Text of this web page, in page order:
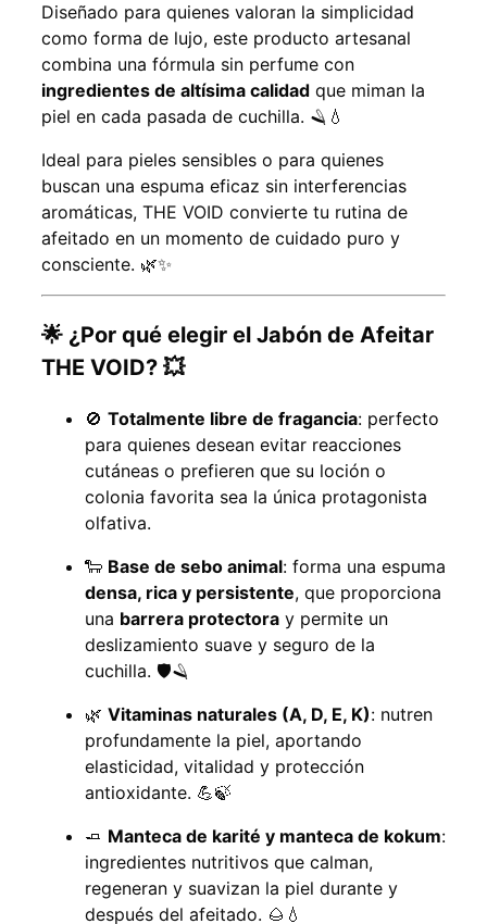
Diseñado para quienes valoran la simplicidad
como forma de lujo, este producto artesanal
combina una fórmula sin perfume con
ingredientes de altísima calidad que miman la
piel en cada pasada de cuchilla. 🪒💧
Ideal para pieles sensibles o para quienes
buscan una espuma eficaz sin interferencias
aromáticas, THE VOID convierte tu rutina de
afeitado en un momento de cuidado puro y
consciente. 🌿✨
🌟 ¿Por qué elegir el Jabón de Afeitar
THE VOID? 💥
🚫 Totalmente libre de fragancia: perfecto
para quienes desean evitar reacciones
cutáneas o prefieren que su loción o
colonia favorita sea la única protagonista
olfativa.
🐑 Base de sebo animal: forma una espuma
densa, rica y persistente, que proporciona
una barrera protectora y permite un
deslizamiento suave y seguro de la
cuchilla. 🛡️🪒
🌿 Vitaminas naturales (A, D, E, K): nutren
profundamente la piel, aportando
elasticidad, vitalidad y protección
antioxidante. 💪🍃
🧈 Manteca de karité y manteca de kokum:
ingredientes nutritivos que calman,
regeneran y suavizan la piel durante y
después del afeitado. 🌰💧